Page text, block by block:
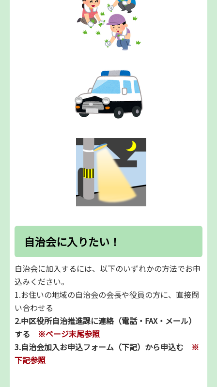
自治会に入りたい！
自治会に加入するには、以下のいずれかの方法でお申
込みください。
1.お住いの地域の自治会の会長や役員の方に、直接問
い合わせる
2.中区役所自治推進課に連絡（電話・FAX・メール）
する ※ページ末尾参照
3.自治会加入お申込フォーム（下記）から申込む ※
下記参照